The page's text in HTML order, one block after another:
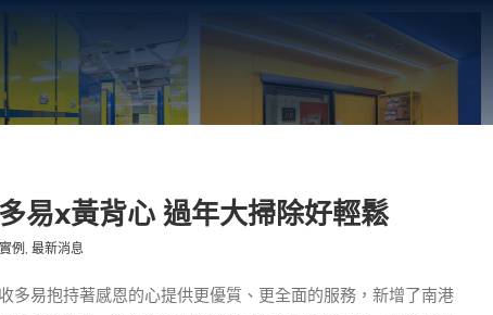
易x黃背心 過年大掃除好輕鬆
例 , 最新消息
多易抱持著感恩的心提供更優質、更全面的服務，新增了南港